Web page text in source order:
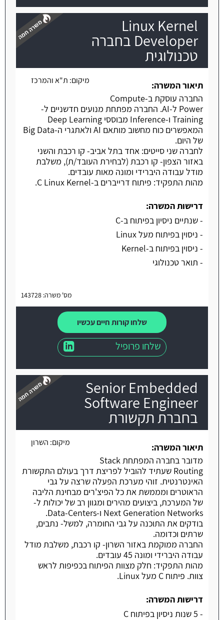
Linux Kernel
Developer בחברה
טכנולוגית
משרה חמה
מיקום: ת"א והמרכז
תיאור המשרה:
החברה עוסקת ב-Compute
Power ל-AI. החברה מפתחת מנועים חדשניים ל-
Training ו-Inference מבוססי Deep Learning
המאפשרים כוח מחשוב מותאם AI ולאתגרי ה-Big Data
של היום.
לחברה שני סייטים: אחד בתל אביב- קו רכבת והשני
באזור הצפון- קו רכבת (לבחירת העובד/ת), משלבת
מודל עבודה היברידי ומונה מאות עובדים.
מהות התפקיד: פיתוח דרייברים ב-C Linux Kernel.
דרישות המשרה:
- שנתיים ניסיון בפיתוח ב-C
- ניסוין בפיתוח מעל Linux
- ניסוין בפיתוח ב-Kernel
- תואר טכנולוגי
מס' משרה: 143728
שלחו קורות חיים עכשיו
שלחו פרופיל
Senior Embedded
Software Engineer
בחברת תקשורת
משרה חמה
מיקום: השרון
תיאור המשרה:
מדובר בחברה המפתחת Stack
Routing שעתיד להוביל לפריצת דרך בעולם התקשורת
האינטרנטית. זוהי מערכת הפעלה שרצה על גבי
הראוטרים ומממשת את כל הפיצ'רים מבחינת הליבה
של המערכת, ביצועים מהירים ומגוון רב של יכולות ל-
Next Generation Networks ו-Data-Centers.
בודקים את התוכנה על גבי החומרה, למשל- נתבים,
שרתים וכדומה.
החברה ממוקמת באזור השרון- קו רכבת, משלבת מודל
עבודה היברידי ומונה 45 עובדים.
מהות התפקיד: חלק מצוות הפיתוח בכפיפות לראש
צוות. פיתוח C מעל Linux.
דרישות המשרה:
- 5 שנות ניסיון בפיתוח C